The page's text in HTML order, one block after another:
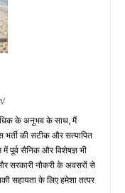
के अनुभव के साथ, मैं
की सटीक और सत्यापित
पूर्व सैनिक और विशेषज्ञ भी
सरकारी नौकरी के अवसरों से
सहायता के लिए हमेशा तत्पर